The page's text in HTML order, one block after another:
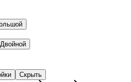
Двойной
Скрыть